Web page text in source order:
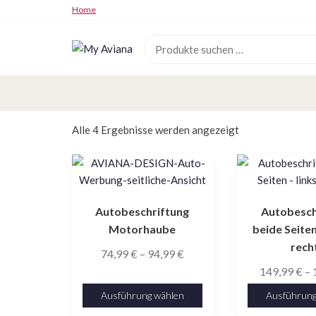
Home
My
Alle 4 Ergebnisse werden angezeigtNach
sortiert
Autobeschriftung
Motorhaube
74,99€ – 94,99€Preisspanne:
bis
94,99 €
Ausführung wählen
Dieses
Produkt
mehrere
Varianten
Optionen
können
beide
149,99€ –
Dieses
Produkt
mehrere
Varianten
Optionen
können